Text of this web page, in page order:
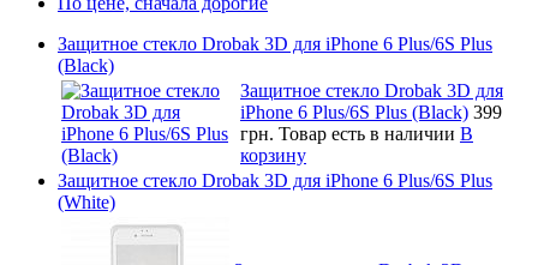
Защитное стекло Drobak 3D для iPhone 6 Plus/6S Plus
(Black)
Защитное стекло Drobak 3D для
iPhone 6 Plus/6S Plus (Black) 399
грн. Товар есть в наличии В
корзину
Защитное стекло Drobak 3D для iPhone 6 Plus/6S Plus
(White)